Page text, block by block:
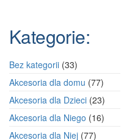
Kategorie:
Bez kategorii 3333
produkty
Akcesoria dla domu 7777
produktów
Akcesoria dla Dzieci 2323
produkty
Akcesoria dla Niego 1616
Akcesoria dla Niej 7777